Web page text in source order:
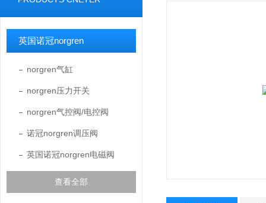
英国诺冠norgren
norgren气缸
norgren压力开关
norgren气控阀/电控阀
诺冠norgren调压阀
英国诺冠norgren电磁阀
查看全部